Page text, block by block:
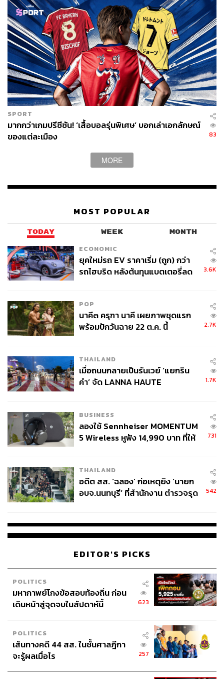
SPORT
มากกว่าเกมปรีซีซัน! ‘เสื้อบอลรุ่นพิเศษ’ บอกเล่าเอกลักษณ์
ของแต่ละเมือง
83
MORE
MOST POPULAR
TODAY WEEK MONTH
ECONOMIC
ยุคใหม่รถ EV ราคาเริ่ม (ถูก) กว่า
รถไฮบริด หลังต้นทุนแบตเตอรี่ลด
3.6K
POP
นาคี๓ ครุฑา นาคี เผยภาพชุดแรก
พร้อมปักวันฉาย 22 ต.ค. นี้
2.7K
THAILAND
เมื่อถนนกลายเป็นรันเวย์ ‘แยกริน
คำ’ จัด LANNA HAUTE
1.7K
BUSINESS
ลองใช้ Sennheiser MOMENTUM
5 Wireless หูฟัง 14,990 บาท ที่ให้
731
THAILAND
อดีต สส. ‘ฉลอง’ ก่อเหตุยิง ‘นายก
อบจ.นนทบุรี’ ที่สำนักงาน ตำรวจรุด
542
EDITOR'S PICKS
POLITICS
มหากาพย์โกงข้อสอบท้องถิ่น ก่อน
เดินหน้าสู่จุดจบในสัปดาห์นี้
623
POLITICS
เส้นทางคดี 44 สส. ในชั้นศาลฎีกา
จะรู้ผลเมื่อไร
257